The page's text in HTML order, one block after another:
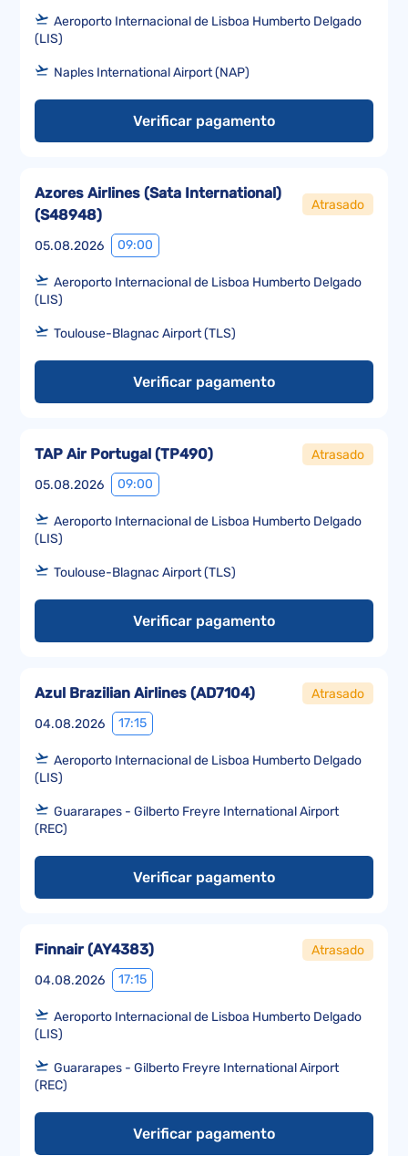
Aeroporto Internacional de Lisboa Humberto Delgado
(LIS)
Naples International Airport (NAP)
Verificar pagamento
05.08.2026 09:00
Azores Airlines (Sata International)
(S48948)
Atrasado
Aeroporto Internacional de Lisboa Humberto Delgado
(LIS)
Toulouse-Blagnac Airport (TLS)
Verificar pagamento
05.08.2026 09:00
TAP Air Portugal (TP490) Atrasado
Aeroporto Internacional de Lisboa Humberto Delgado
(LIS)
Toulouse-Blagnac Airport (TLS)
Verificar pagamento
04.08.2026 17:15
Azul Brazilian Airlines (AD7104) Atrasado
Aeroporto Internacional de Lisboa Humberto Delgado
(LIS)
Guararapes - Gilberto Freyre International Airport
(REC)
Verificar pagamento
04.08.2026 17:15
Finnair(AY4383) Atrasado
Aeroporto Internacional de Lisboa Humberto Delgado
(LIS)
Guararapes - Gilberto Freyre International Airport
(REC)
Verificar pagamento